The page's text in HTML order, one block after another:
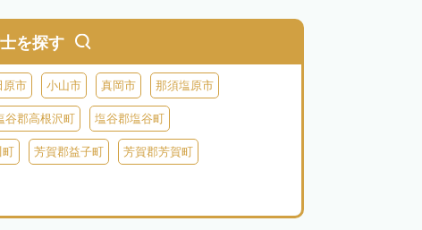
を探す
原市 小山市 真岡市 那須塩原市
谷郡高根沢町 塩谷郡塩谷町
町 芳賀郡益子町 芳賀郡芳賀町